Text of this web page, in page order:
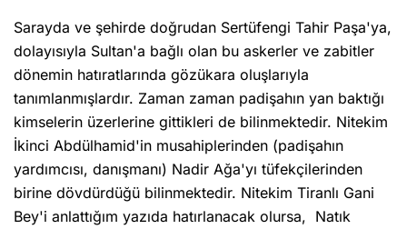
Sarayda ve şehirde doğrudan Sertüfengi Tahir Paşa'ya,
dolayısıyla Sultan'a bağlı olan bu askerler ve zabitler
dönemin hatıratlarında gözükara oluşlarıyla
tanımlanmışlardır. Zaman zaman padişahın yan baktığı
kimselerin üzerlerine gittikleri de bilinmektedir. Nitekim
İkinci Abdülhamid'in musahiplerinden (padişahın
yardımcısı, danışmanı) Nadir Ağa'yı tüfekçilerinden
birine dövdürdüğü bilinmektedir. Nitekim Tiranlı Gani
Bey'i anlattığım yazıda hatırlanacak olursa, Natık